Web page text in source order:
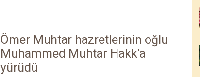
Ömer Muhtar hazretlerinin oğlu
Muhammed Muhtar Hakk'a
yürüdü